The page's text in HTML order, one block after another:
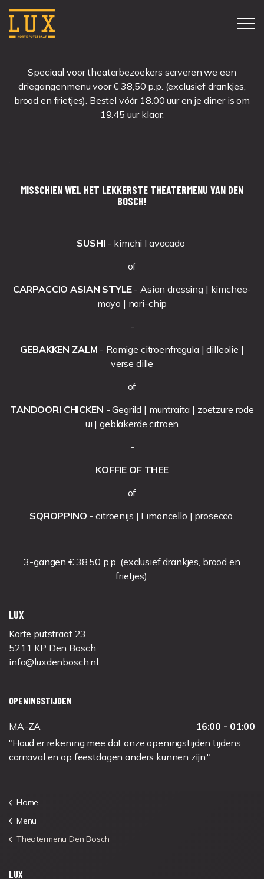
MENU
DINERKAART
WIJNKAART
CONTACT
+31736891880
Speciaal voor theaterbezoekers serveren we een
driegangenmenu voor € 38,50 p.p. (exclusief drankjes,
brood en frietjes). Bestel vóór 18.00 uur en je diner is om
19.45 uur klaar.
.
MISSCHIEN WEL HET LEKKERSTE THEATERMENU VAN DEN
BOSCH!
SUSHI - kimchi I avocado
of
CARPACCIO ASIAN STYLE - Asian dressing | kimchee-
mayo | nori-chip
-
GEBAKKEN ZALM - Romige citroenfregula | dilleolie |
verse dille
of
TANDOORI CHICKEN - Gegrild | muntraita | zoetzure rode
ui | geblakerde citroen
-
KOFFIE OF THEE
of
SQROPPINO - citroenijs | Limoncello | prosecco.
3-gangen € 38,50 p.p. (exclusief drankjes, brood en
frietjes).
LUX
Korte putstraat 23
5211 KP Den Bosch
info@luxdenbosch.nl
OPENINGSTIJDEN
MA-ZA
16:00 - 01:00
"Houd er rekening mee dat onze openingstijden tijdens
carnaval en op feestdagen anders kunnen zijn."
Home
Menu
Theatermenu Den Bosch
LUX